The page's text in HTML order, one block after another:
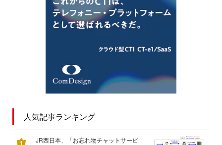
人気記事ランキング
JR西日本、「お忘れ物チャットサービ